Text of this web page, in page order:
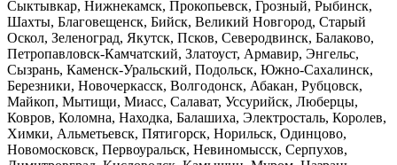
Сыктывкар, Нижнекамск, Прокопьевск, Грозный, Рыбинск,
Шахты, Благовещенск, Бийск, Великий Новгород, Старый
Оскол, Зеленоград, Якутск, Псков, Северодвинск, Балаково,
Петропавловск-Камчатский, Златоуст, Армавир, Энгельс,
Сызрань, Каменск-Уральский, Подольск, Южно-Сахалинск,
Березники, Новочеркасск, Волгодонск, Абакан, Рубцовск,
Майкоп, Мытищи, Миасс, Салават, Уссурийск, Люберцы,
Ковров, Коломна, Находка, Балашиха, Электросталь, Королев,
Химки, Альметьевск, Пятигорск, Норильск, Одинцово,
Новомосковск, Первоуральск, Невиномысск, Серпухов,